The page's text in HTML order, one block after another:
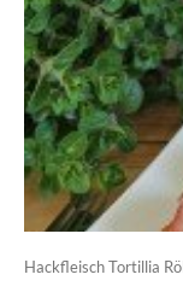
Hackfleisch Tortillia